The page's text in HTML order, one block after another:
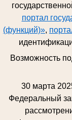
портал
(функций)»,
Возможность
30 марта
Федеральный